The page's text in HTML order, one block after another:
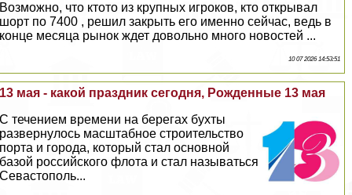
Возможно, что ктото из крупных игроков, кто открывал
шорт по 7400 , решил закрыть его именно сейчас, ведь в
конце месяца рынок ждет довольно много новостей ...
10 07 2026 14:53:51
13 мая - какой праздник сегодня, Рожденные 13 мая
С течением времени на берегах бухты
развернулось масштабное строительство
порта и города, который стал основной
базой российского флота и стал называться
Севастополь...